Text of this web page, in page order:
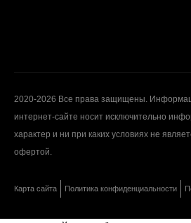
2020-2026 Все права защищены.
интернет-сайте носит исключительно
характер и ни при каких условиях не
офертой.
Карта сайта Политика конфиденциальности